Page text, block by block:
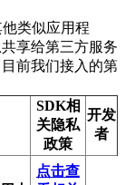
类似应用程
享给第三方服务
前我们接入的第
SDK相
关隐私
政策
开发
者
点击查